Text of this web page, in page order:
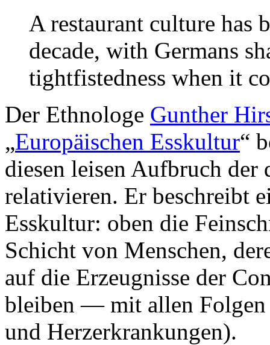
A restaurant culture has
decade, with Germans
tightfistedness when it
Der Ethnologe Gunther
„Europäischen Esskultur“
diesen leisen Aufbruch
relativieren. Er beschreibt
Esskultur: oben die
Schicht von Menschen,
auf die Erzeugnisse der
bleiben — mit allen Folgen
und Herzerkrankungen).